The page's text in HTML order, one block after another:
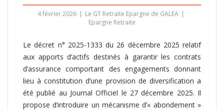
4 février 2026
Le GT Retraite Epargne de GALEA
Epargne Retraite
Le décret n° 2025-1333 du 26 décembre 2025 relatif
aux apports d’actifs destinés à garantir les contrats
d’assurance comportant des engagements donnant
lieu à constitution d’une provision de diversification a
été publié au Journal Officiel le 27 décembre 2025. Il
propose d’introduire un mécanisme d’« abondement »